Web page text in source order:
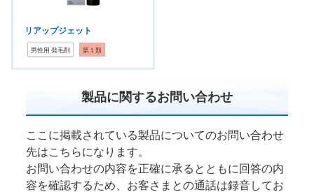
リアップジェット
男性用 発毛剤 第１類
製品に関するお問い合わせ
ここに掲載されている製品についてのお問い合わせ
先はこちらになります。
お問い合わせの内容を正確に承るとともに回答の内
容を確認するため、お客さまとの通話は録音してお